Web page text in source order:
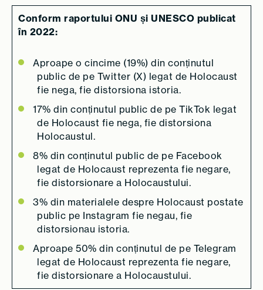
Conform raportului ONU și UNESCO publicat
în 2022:
Aproape o cincime (19%) din conținutul
public de pe Twitter (X) legat de Holocaust
fie nega, fie distorsiona istoria.
17% din conținutul public de pe TikTok legat
de Holocaust fie nega, fie distorsiona
Holocaustul.
8% din conținutul public de pe Facebook
legat de Holocaust reprezenta fie negare,
fie distorsionare a Holocaustului.
3% din materialele despre Holocaust postate
public pe Instagram fie negau, fie
distorsionau istoria.
Aproape 50% din conținutul de pe Telegram
legat de Holocaust reprezenta fie negare,
fie distorsionare a Holocaustului.